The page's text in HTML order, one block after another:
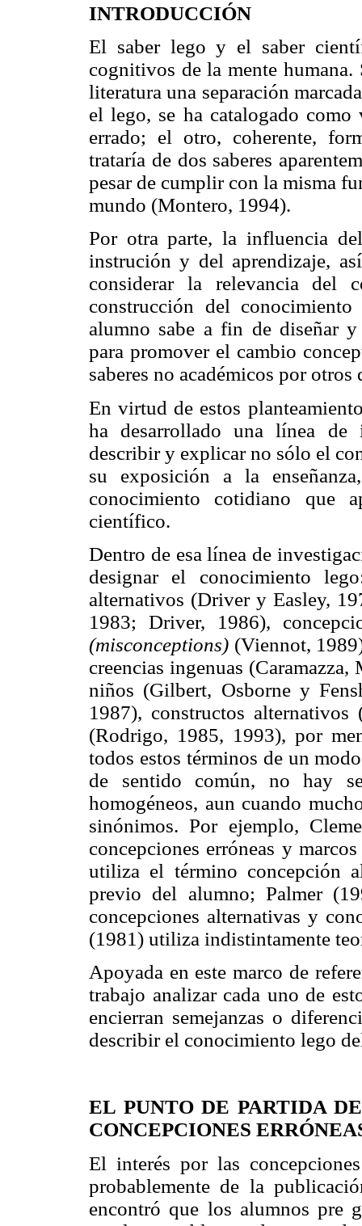
INTRODUCCIÓN
El saber lego y el saber
cognitivos de la mente humana.
literatura una separación
el lego, se ha catalogado
errado; el otro, coherente,
trataría de dos saberes
pesar de cumplir con la misma
mundo (Montero, 1994).
Por otra parte, la influencia
instrución y del aprendizaje,
considerar la relevancia del
construcción del
alumno sabe a fin de diseñar y
para promover el cambio
saberes no académicos por otros
En virtud de estos
ha desarrollado una línea de
describir y explicar no sólo el
su exposición a la
conocimiento cotidiano que
científico.
Dentro de esa línea de
designar el conocimiento
alternativos (Driver y Easley,
1983; Driver, 1986),
(misconceptions) (Viennot,
creencias ingenuas
niños (Gilbert, Osborne y
1987), constructos
(Rodrigo, 1985, 1993), por
todos estos términos de un
de sentido común, no hay
homogéneos, aun cuando
sinónimos. Por ejemplo,
concepciones erróneas y
utiliza el término concepción
previo del alumno; Palmer
concepciones alternativas y
(1981) utiliza indistintamente
Apoyada en este marco de
trabajo analizar cada uno de
encierran semejanzas o
describir el conocimiento lego
EL PUNTO DE PARTIDA
CONCEPCIONES
El interés por las
probablemente de la
encontró que los alumnos pre